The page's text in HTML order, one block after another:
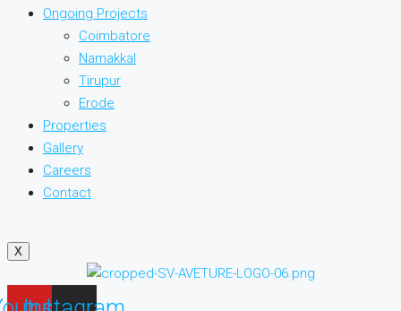
Ongoing Projects
Coimbatore
Namakkal
Tirupur
Erode
Properties
Gallery
Careers
Contact
X